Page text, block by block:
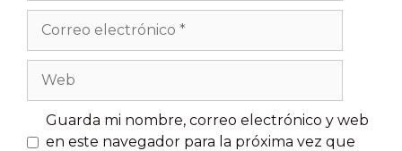
electrónico
Guarda mi nombre, correo electrónico y web
en este navegador para la próxima vez que